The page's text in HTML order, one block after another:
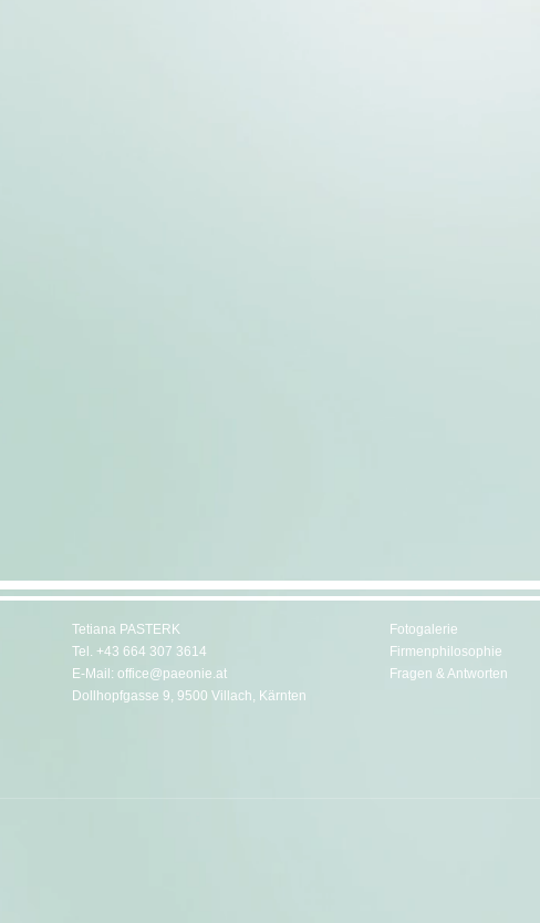
Tetiana PASTERK
Tel. +43 664 307 3614
E-Mail: office@paeonie.at
Dollhopfgasse 9, 9500 Villach, Kärnten
Fotogalerie
Firmenphilosophie
Fragen & Antworten